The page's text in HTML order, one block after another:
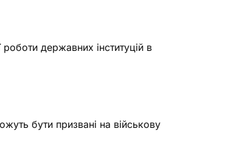
державних інституцій в
бути призвані на військову